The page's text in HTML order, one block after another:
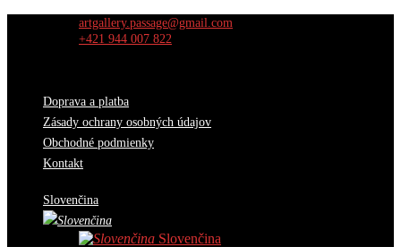
artgallery.passage@gmail.com
+421 944 007 822
Doprava a platba
Zásady ochrany osobných údajov
Obchodné podmienky
Kontakt
Slovenčina
Slovenčina